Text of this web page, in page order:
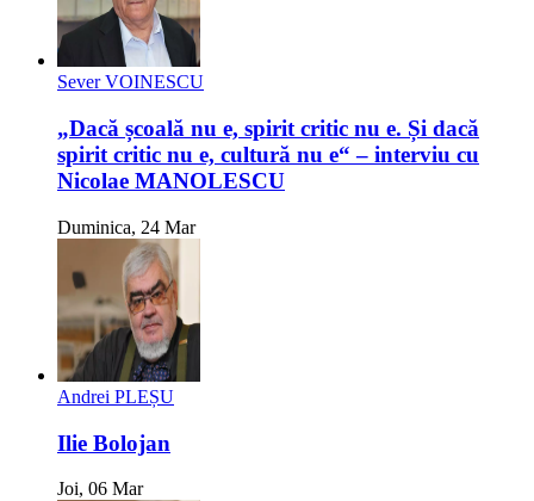
Sever VOINESCU
„Dacă școală nu e, spirit critic nu e. Și dacă
spirit critic nu e, cultură nu e“ – interviu cu
Nicolae MANOLESCU
Duminica, 24 Mar
Andrei PLEȘU
Ilie Bolojan
Joi, 06 Mar